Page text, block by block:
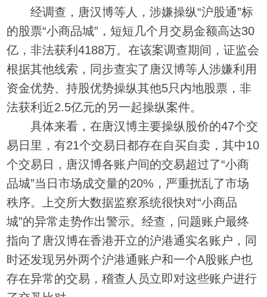
经调查，唐汉博等人，涉嫌操纵“沪股通”标
的股票“小商品城”，短短几个月交易金额高达30
亿，非法获利4188万。在该案调查期间，证监会
根据其他线索，同步查实了唐汉博等人涉嫌利用
资金优势、持股优势操纵其他5只内地股票，非
法获利近2.5亿元的另一起操纵案件。
具体来看，在唐汉博主要操纵股价的47个交
易日里，有21个交易日都存在自买自卖，其中10
个交易日，唐汉博各账户间的交易超过了“小商
品城”当日市场成交量的20%，严重扰乱了市场
秩序。上交所大数据监察系统很快对“小商品
城”的异常走势作出警示。经查，问题账户最终
指向了唐汉博在香港开立的沪港通实名账户，同
时还发现另外两个沪港通账户和一个A股账户也
存在异常的交易，稽查人员立即对这些账户进行